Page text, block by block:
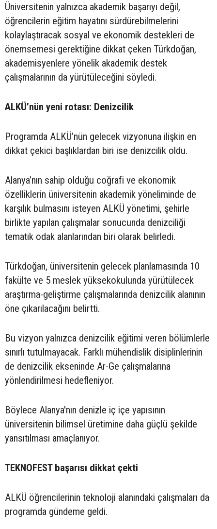
Üniversitenin yalnızca akademik başarıyı değil,
öğrencilerin eğitim hayatını sürdürebilmelerini
kolaylaştıracak sosyal ve ekonomik destekleri de
önemsemesi gerektiğine dikkat çeken Türkdoğan,
akademisyenlere yönelik akademik destek
çalışmalarının da yürütüleceğini söyledi.
ALKÜ’nün yeni rotası: Denizcilik
Programda ALKÜ’nün gelecek vizyonuna ilişkin en
dikkat çekici başlıklardan biri ise denizcilik oldu.
Alanya’nın sahip olduğu coğrafi ve ekonomik
özelliklerin üniversitenin akademik yöneliminde de
karşılık bulmasını isteyen ALKÜ yönetimi, şehirle
birlikte yapılan çalışmalar sonucunda denizciliği
tematik odak alanlarından biri olarak belirledi.
Türkdoğan, üniversitenin gelecek planlamasında 10
fakülte ve 5 meslek yüksekokulunda yürütülecek
araştırma-geliştirme çalışmalarında denizcilik alanının
öne çıkarılacağını belirtti.
Bu vizyon yalnızca denizcilik eğitimi veren bölümlerle
sınırlı tutulmayacak. Farklı mühendislik disiplinlerinin
de denizcilik ekseninde Ar-Ge çalışmalarına
yönlendirilmesi hedefleniyor.
Böylece Alanya'nın denizle iç içe yapısının
üniversitenin bilimsel üretimine daha güçlü şekilde
yansıtılması amaçlanıyor.
TEKNOFEST başarısı dikkat çekti
ALKÜ öğrencilerinin teknoloji alanındaki çalışmaları da
programda gündeme geldi.